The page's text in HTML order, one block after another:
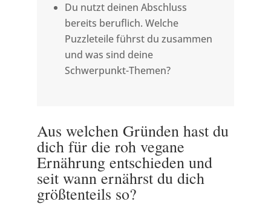
Du nutzt deinen Abschluss
bereits beruflich. Welche
Puzzleteile führst du zusammen
und was sind deine
Schwerpunkt-Themen?
Aus welchen Gründen hast du
dich für die roh vegane
Ernährung entschieden und
seit wann ernährst du dich
größtenteils so?